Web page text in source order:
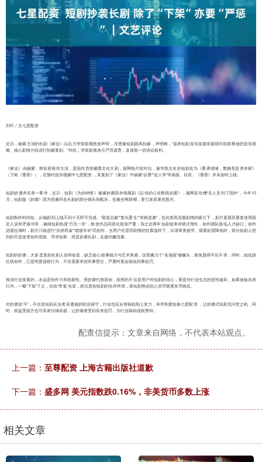
刘叶／文七星配资
近日，杨紫主演的长剧《家业》出品方华策影视怒发声明，斥责被短剧跟风拍摄，声明称，“该类短剧宣传直接依据我司前期释放的宣传视
频、核心剧情片段进行拍摄复刻。”对此，华策影视表示严厉谴责，及保留一切诉讼权利。
《家业》由杨紫、韩东君领衔主演，是国内首部徽墨文化大剧，据网络片段对比，被华策点名的短剧名为《墨香缱绻，赘婿竟是资本家》
（下称《墨香》），在预约宣传视频中七星配资 ，其复刻了《家业》中杨紫“合墨”“送八爷”等画面。目前，《墨香》并未按时上线。
短剧抄袭并非单一事件，近日，短剧《为你钟情》被爆抄袭国外电视剧《以你的心诠释我的爱》，被网友吐槽“丢人丢到了国外”，今年10
月，短剧版《折腰》因为照搬同名长剧的部分镜头和配乐，也被全网群嘲，更引发原著党怒斥。
短剧制作时间短，从编剧到上线不到十天即可完成。“霸道总裁”“复仇重生”“草根逆袭”，在此类高流量剧情的吸引下，剧方更愿意重复使用固
定人设和矛盾冲突，确保短剧热度“万无一失”，致使作品同质化愈加严重；加之近两年短剧迎来井喷式增长，创作团队面临人才缺口，创作
进度拉满时，剧方只能进行“东拼西凑”“缝缝补补”式创作。当用户在雷同剧情的狂轰滥炸下，出现审美疲劳、观看欲望降低时，部分短剧人想
到的不是改变创作思路、寻求创新，而是抄袭长剧，走捷径赚流量。
短剧的抄袭，大多是复刻长剧人设和妆造，缺乏核心叙事能力与艺术美感，仅照搬几个“名场面”做噱头，难免显得不伦不类，同时，如此踩
红线创作，已是明显侵权行为，不仅需要承担民事责任，严重时更会面临刑事处罚。
推动行业发展的，永远是创作力和创新性。用抄袭代替原创，损害的不仅是用户对短剧的信心，更是对行业生态的恶性破坏，如果放纵此类
行为，一概“下架”了之，任由“李鬼”当道，挤压原创短剧的生存环境，那短剧势必陷入劣币驱逐良币效应。
对抄袭说“不”，不仅是短剧从业者应遵循的职业操守，行业也应从审核机制上发力，补齐制度短板七星配资 ，让抄袭式短剧无问世之机，同
时，权益受损方也可高举法律武器，让抄袭者受到应有惩罚，为行业敲响侵权警钟。
配查信提示：文章来自网络，不代表本站观点。
上一篇： 至尊配资 上海古籍出版社道歉
下一篇： 盛多网 美元指数跌0.16%，非美货币多数上涨
相关文章